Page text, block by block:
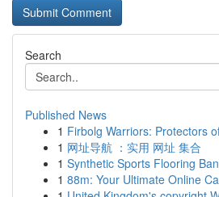
Search
Published News
1 Firbolg Warriors: Protectors
1 网址导航 ：实用 网址 集合
1 Synthetic Sports Flooring
1 88m: Your Ultimate Online